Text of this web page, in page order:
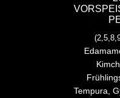
Tempura,